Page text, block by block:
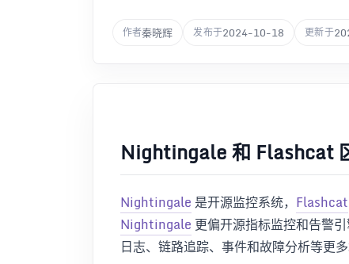
作者秦晓辉 发布于2024-10-18 更新于
Nightingale 和 Flashcat
Nightingale是开源监控系统， Flashcat
Nightingale 更偏开源指标监控和告警引
日志、链路追踪、事件和故障分析等更多